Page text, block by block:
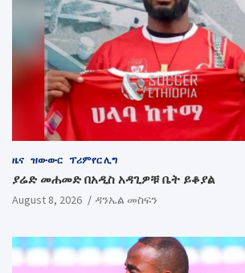
ዜና ዝውውር ፕሪምየር ሊግ
ያሬድ መሐመድ በአዲስ አዳጊዎቹ ቤት ይቆያል
August 8, 2026 ዳንኤል መስፍን